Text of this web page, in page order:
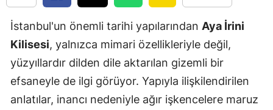
Erzurum
Gaziantep
Giresun
İstanbul'un önemli tarihi yapılarından Aya İrini
Kilisesi, yalnızca mimari özellikleriyle değil,
yüzyıllardır dilden dile aktarılan gizemli bir
efsaneyle de ilgi görüyor. Yapıyla ilişkilendirilen
anlatılar, inancı nedeniyle ağır işkencelere maruz